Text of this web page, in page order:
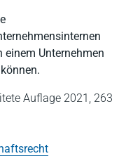
Unternehmen
Auflage 2021, 263